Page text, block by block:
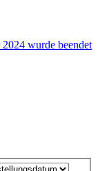
wurde beendet